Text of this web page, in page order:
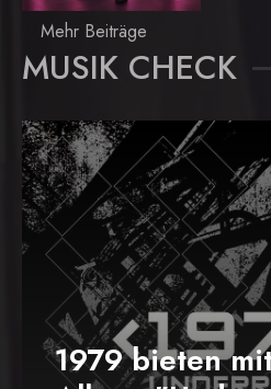
Mehr Beiträge
MUSIK CHECK
1979 bieten